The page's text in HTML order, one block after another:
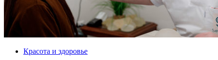
Красота и здоровье